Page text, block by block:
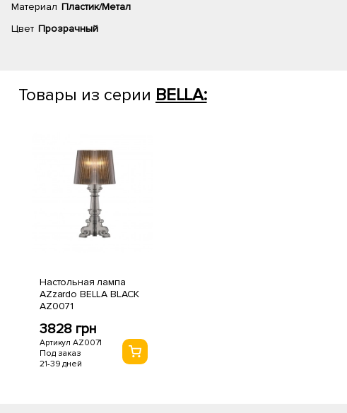
Материал Пластик/Метал
Цвет Прозрачный
Товары из серии BELLA:
Настольная лампа
AZzardo BELLA BLACK
AZ0071
3828 грн
Артикул AZ0071
Под заказ
21-39 дней